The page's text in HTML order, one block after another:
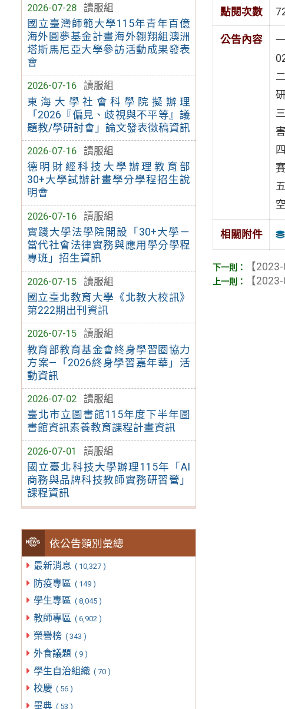
2026-07-28
讀服組
國立臺灣師範大學115年青年百億
海外圓夢基金計畫海外翱翔組澳洲
塔斯馬尼亞大學參訪活動成果發表
會
2026-07-16
讀服組
東海大學社會科學院擬辦理
「2026『偏見、歧視與不平等』議
題教/學研討會」論文發表徵稿資訊
2026-07-16
讀服組
德明財經科技大學辦理教育部
30+大學試辦計畫學分學程招生說
明會
2026-07-16
讀服組
實踐大學法學院開設「30+大學－
當代社會法律實務與應用學分學程
專班」招生資訊
2026-07-15
讀服組
國立臺北教育大學《北教大校訊》
第222期出刊資訊
2026-07-15
讀服組
教育部教育基金會終身學習圈協力
方案—「2026終身學習嘉年華」活
動資訊
2026-07-02
讀服組
臺北市立圖書館115年度下半年圖
書館資訊素養教育課程計畫資訊
2026-07-01
讀服組
國立臺北科技大學辦理115年「AI
商務與品牌科技教師實務研習營」
課程資訊
依公告類別彙總
最新消息 ( 10,327 )
防疫專區 ( 149 )
學生專區 ( 8,045 )
教師專區 ( 6,902 )
榮譽榜 ( 343 )
外食議題 ( 9 )
學生自治組織 ( 70 )
校慶 ( 56 )
畢典 ( 53 )
點閱次數
公告內容
相關附件
【
【